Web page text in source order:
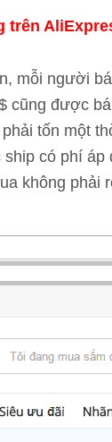
trên
mỗi người
được
tốn một
có phí
không phải